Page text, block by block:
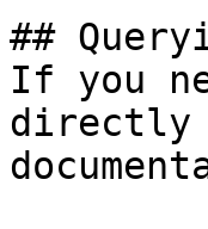
##
If you
directly